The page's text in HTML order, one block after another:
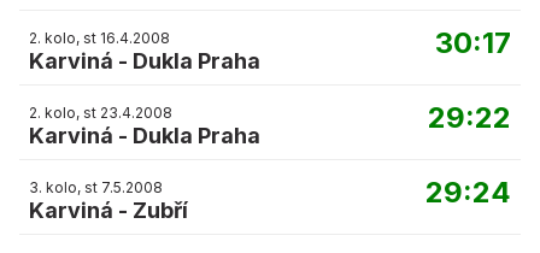
2. kolo, st 16.4.2008
Karviná - Dukla Praha
30:17
2. kolo, st 23.4.2008
Karviná - Dukla Praha
29:22
3. kolo, st 7.5.2008
Karviná - Zubří
29:24